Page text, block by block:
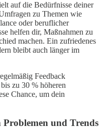
auf die Bedürfnisse deiner
zu Themen wie
oder beruflicher
helfen dir, Maßnahmen zu
machen. Ein zufriedenes
bleibt auch länger im
Feedback
zu 30 % höheren
Chance, um dein
und Trends